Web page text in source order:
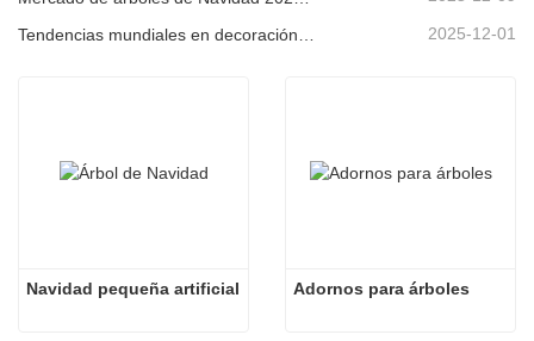
2025-12-01
Navidad pequeña artificial Adornos para árboles